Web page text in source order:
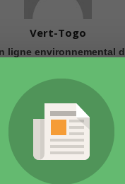
Vert-Togo
ligne environnemental
CONNEXES PLUS DE
La Semaine de la
Mobilité Durable et du
Climat reportée sur
septembre 2022